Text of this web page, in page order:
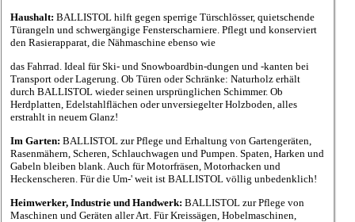
Haushalt: BALLISTOL hilft gegen sperrige Türschlösser, quietschende
Türangeln und schwergängige Fensterscharniere. Pflegt und konserviert
den Rasierapparat, die Nähmaschine ebenso wie
das Fahrrad. Ideal für Ski- und Snowboardbin-dungen und -kanten bei
Transport oder Lagerung. Ob Türen oder Schränke: Naturholz erhält
durch BALLISTOL wieder seinen ursprünglichen Schimmer. Ob
Herdplatten, Edelstahlflächen oder unversiegelter Holzboden, alles
erstrahlt in neuem Glanz!
Im Garten: BALLISTOL zur Pflege und Erhaltung von Gartengeräten,
Rasenmähern, Scheren, Schlauchwagen und Pumpen. Spaten, Harken und
Gabeln bleiben blank. Auch für Motorfräsen, Motorhacken und
Heckenscheren. Für die Um-' weit ist BALLISTOL völlig unbedenklich!
Heimwerker, Industrie und Handwerk: BALLISTOL zur Pflege von
Maschinen und Geräten aller Art. Für Kreissägen, Hobelmaschinen,